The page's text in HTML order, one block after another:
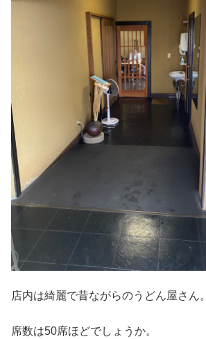
店内は綺麗で昔ながらのうどん屋さん。
席数は50席ほどでしょうか。